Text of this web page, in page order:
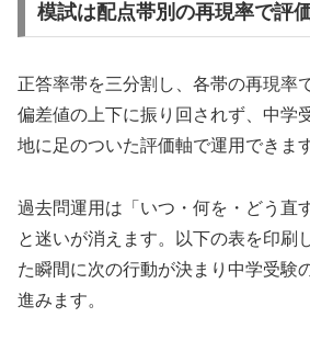
模試は配点帯別の再現率で評
正答率帯を三分割し、各帯の再現率
偏差値の上下に振り回されず、中学
地に足のついた評価軸で運用できます
過去問運用は「いつ・何を・どう直
と迷いが消えます。以下の表を印刷
た瞬間に次の行動が決まり中学受験
進みます。